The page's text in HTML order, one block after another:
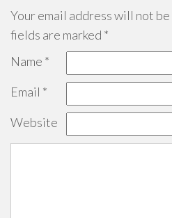
Your email address will not
fields are marked *
Name *
Email *
Website